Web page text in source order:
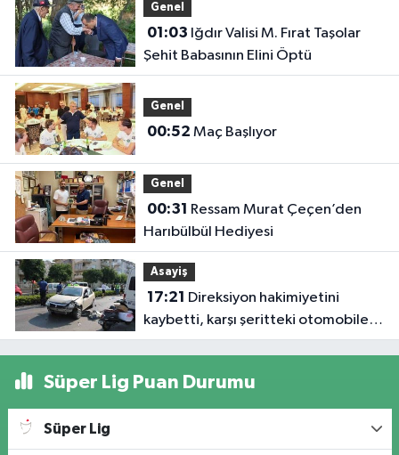
Genel
01:03
Şehit Babasının Elini Öptü
Genel
00:52 Maç Başlıyor
Genel
00:31
Harıbülbül Hediyesi
Asayiş
17:21
kaybetti, karşı şeritteki otomobile
çarptı
Süper Lig Puan Durumu
Süper Lig